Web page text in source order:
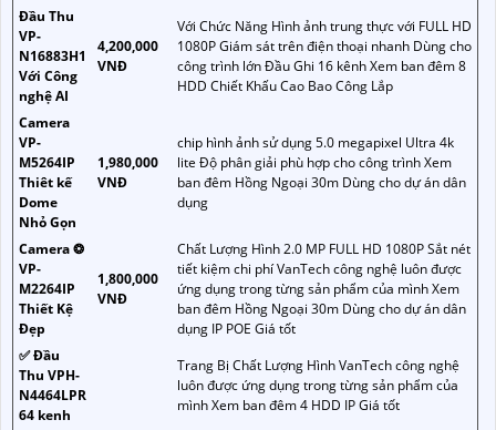
Đầu Thu
VP-
N16883H1
Với Công
nghệ AI
4,200,000
VNĐ
Với Chức Năng Hình ảnh trung thực với FULL HD
1080P Giám sát trên điện thoại nhanh Dùng cho
công trình lớn Đầu Ghi 16 kênh Xem ban đêm 8
HDD Chiết Khấu Cao Bao Công Lắp
Camera
VP-
M5264IP
Thiêt kế
Dome
Nhỏ Gọn
1,980,000
VNĐ
chip hình ảnh sử dụng 5.0 megapixel Ultra 4k
lite Độ phân giải phù hợp cho công trình Xem
ban đêm Hồng Ngoại 30m Dùng cho dự án dân
dụng
Camera ❂
VP-
M2264IP
Thiết Kệ
Đẹp
1,800,000
VNĐ
Chất Lượng Hình 2.0 MP FULL HD 1080P Sắt nét
tiết kiệm chi phí VanTech công nghệ luôn được
ứng dụng trong từng sản phẩm của mình Xem
ban đêm Hồng Ngoại 30m Dùng cho dự án dân
dụng IP POE Giá tốt
✅ Đầu
Thu VPH-
N4464LPR
64 kenh
Trang Bị Chất Lượng Hình VanTech công nghệ
luôn được ứng dụng trong từng sản phẩm của
mình Xem ban đêm 4 HDD IP Giá tốt